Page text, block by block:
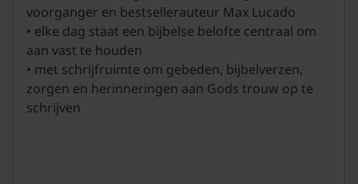
voorganger en bestsellerauteur Max Lucado
• elke dag staat een bijbelse belofte centraal om
aan vast te houden
• met schrijfruimte om gebeden, bijbelverzen,
zorgen en herinneringen aan Gods trouw op te
schrijven